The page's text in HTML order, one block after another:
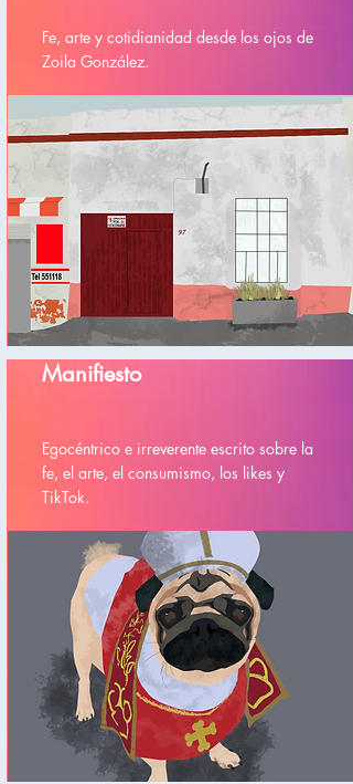
Fe, arte y cotidianidad desde los ojos de
Zoila González.
Manifiesto
Egocéntrico e irreverente escrito sobre la
fe, el arte, el consumismo, los likes y
TikTok.